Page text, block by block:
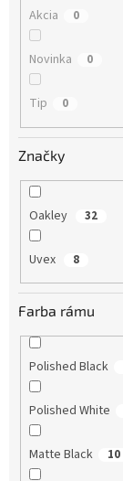
Akcia 0
Novinka 0
Tip 0
Značky
Oakley 32
Uvex 8
Farba rámu
Polished Black
Polished White
Matte Black 10